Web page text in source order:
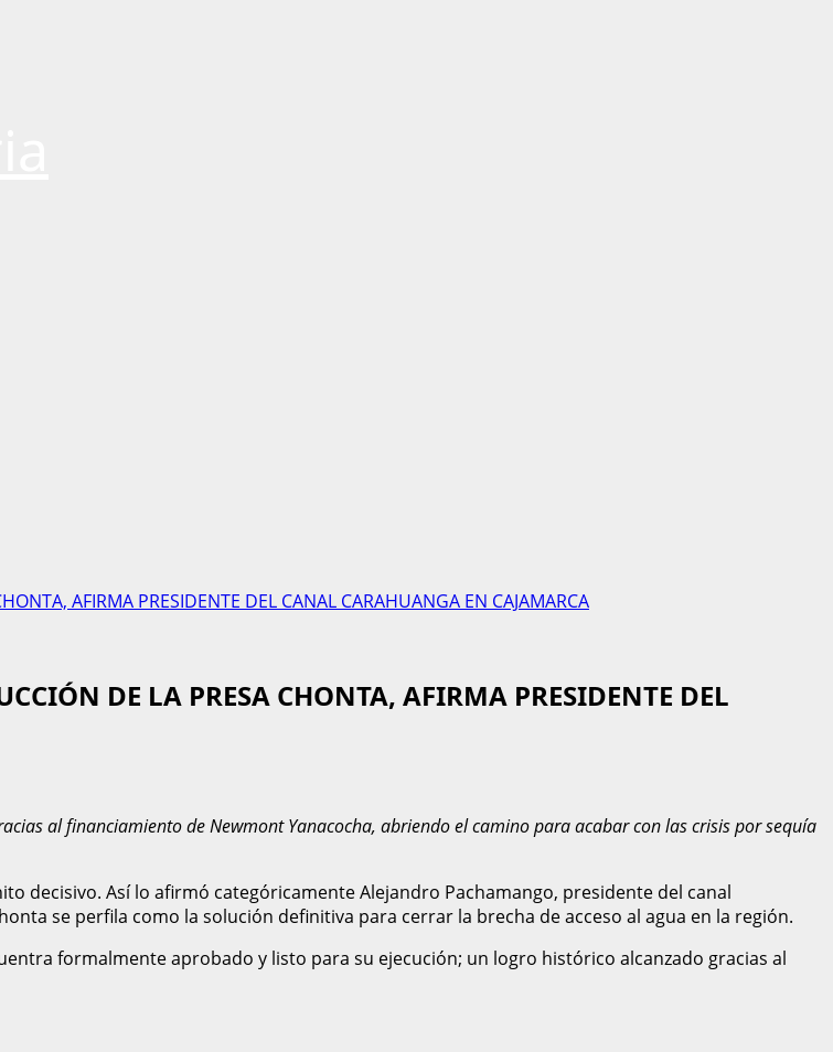
AFIRMA PRESIDENTE DEL CANAL CARAHUANGA EN CAJAMARCA
DE LA PRESA CHONTA, AFIRMA PRESIDENTE DEL
al financiamiento de Newmont Yanacocha, abriendo el camino para acabar con las crisis por sequía
decisivo. Así lo afirmó categóricamente Alejandro Pachamango, presidente del canal
se perfila como la solución definitiva para cerrar la brecha de acceso al agua en la región.
formalmente aprobado y listo para su ejecución; un logro histórico alcanzado gracias al